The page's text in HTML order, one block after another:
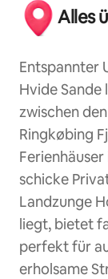
Alles
Entspannter
Hvide
zwischen
Ringkøbing
schicke
Landzunge
liegt, bietet
perfekt für
erholsame